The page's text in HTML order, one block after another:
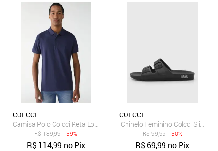
COLCCI
Camisa Polo Colcci Reta Logo Azul
R$189,99 - 39%
R$ 114,99 no Pix
COLCCI
Chinelo Feminino Colcci Slide
R$99,99 - 30%
R$ 69,99 no Pix